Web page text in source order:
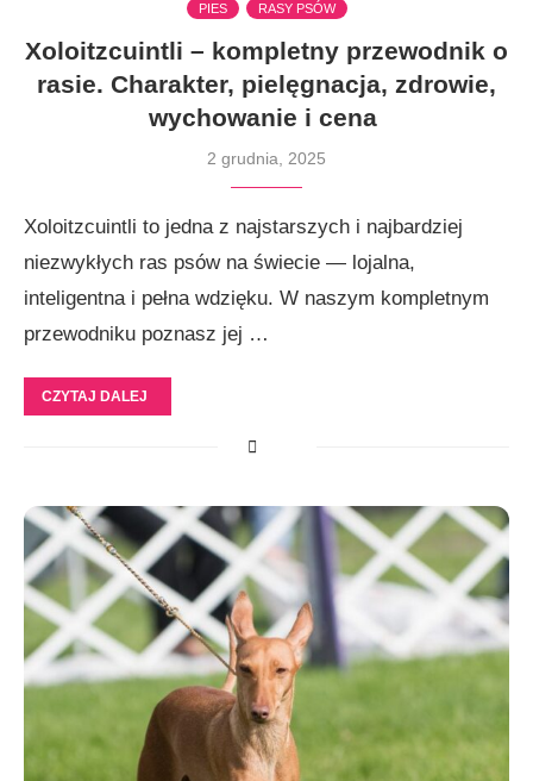
PIES RASY PSÓW
Xoloitzcuintli – kompletny przewodnik o
rasie. Charakter, pielęgnacja, zdrowie,
wychowanie i cena
2 grudnia, 2025
Xoloitzcuintli to jedna z najstarszych i najbardziej
niezwykłych ras psów na świecie — lojalna,
inteligentna i pełna wdzięku. W naszym kompletnym
przewodniku poznasz jej …
CZYTAJ DALEJ